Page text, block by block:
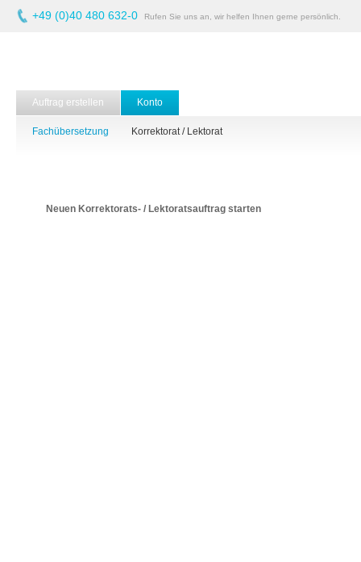
+49 (0)40 480 632-0 Rufen Sie uns an, wir helfen Ihnen gerne persönlich.
Auftrag erstellen Konto
Fachübersetzung Korrektorat / Lektorat
Neuen Korrektorats- / Lektoratsauftrag starten